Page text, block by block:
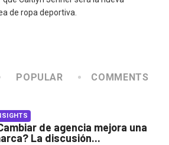
de ropa deportiva.
POPULAR COMMENTS
de agencia mejora una
La discusión...